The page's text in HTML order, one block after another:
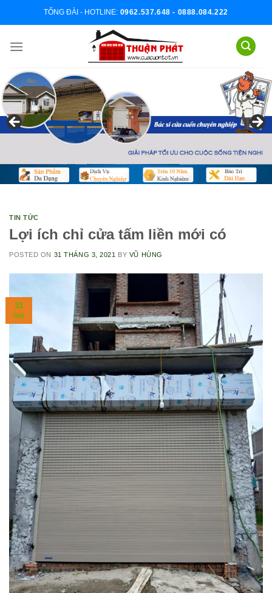
TỔNG ĐÀI - HOTLINE: 0962.537.648 - 0888.084.222
TIN TỨC
Lợi ích chỉ cửa tấm liền mới có
POSTED ON 31 THÁNG 3, 2021 BY VŨ HÙNG
31
TH3